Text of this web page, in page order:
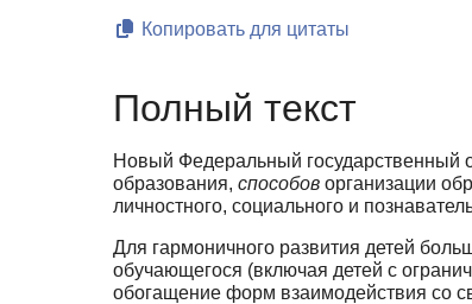
Копировать для цитаты
Полный текст
Новый Федеральный государственный
образования, способов организации
личностного, социального и
Для гармоничного развития детей
обучающегося (включая детей с
обогащение форм взаимодействия со